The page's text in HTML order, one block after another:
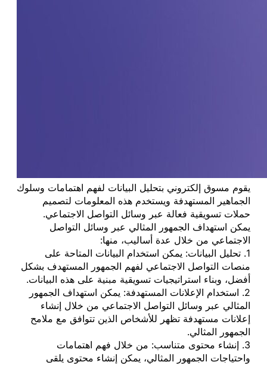
يقوم مسوق إلكتروني بتحليل البيانات لفهم اهتمامات وسلوك
الجماهير المستهدفة ويستخدم هذه المعلومات لتصميم
حملات تسويقية فعالة عبر وسائل التواصل الاجتماعي.
يمكن استهداف الجمهور المثالي عبر وسائل التواصل
الاجتماعي من خلال عدة أساليب، منها:
1. تحليل البيانات: يمكن استخدام البيانات المتاحة على
منصات التواصل الاجتماعي لفهم الجمهور المستهدف بشكل
أفضل، وبناء استراتيجيات تسويقية مبنية على هذه البيانات.
2. استخدام الإعلانات المستهدفة: يمكن استهداف الجمهور
المثالي عبر وسائل التواصل الاجتماعي من خلال إنشاء
إعلانات مستهدفة تظهر للأشخاص الذين تتوافق مع ملامح
الجمهور المثالي.
3. إنشاء محتوى متناسب: من خلال فهم اهتمامات
واحتياجات الجمهور المثالي، يمكن إنشاء محتوى يلقى